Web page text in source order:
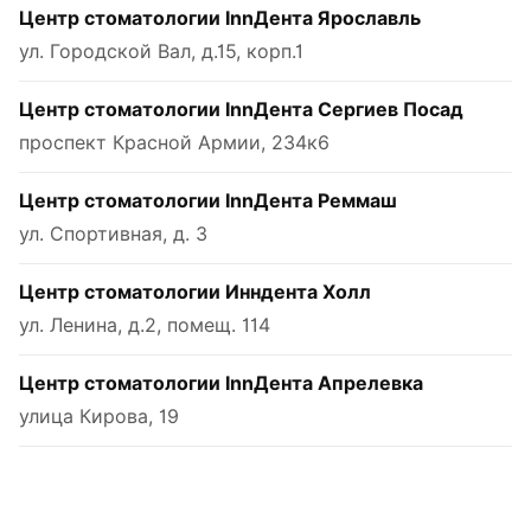
Центр стоматологии InnДента Ярославль
ул. Городской Вал, д.15, корп.1
Центр стоматологии InnДента Сергиев Посад
проспект Красной Армии, 234к6
Центр стоматологии InnДента Реммаш
ул. Спортивная, д. 3
Центр стоматологии Инндента Холл
ул. Ленина, д.2, помещ. 114
Центр стоматологии InnДента Апрелевка
улица Кирова, 19